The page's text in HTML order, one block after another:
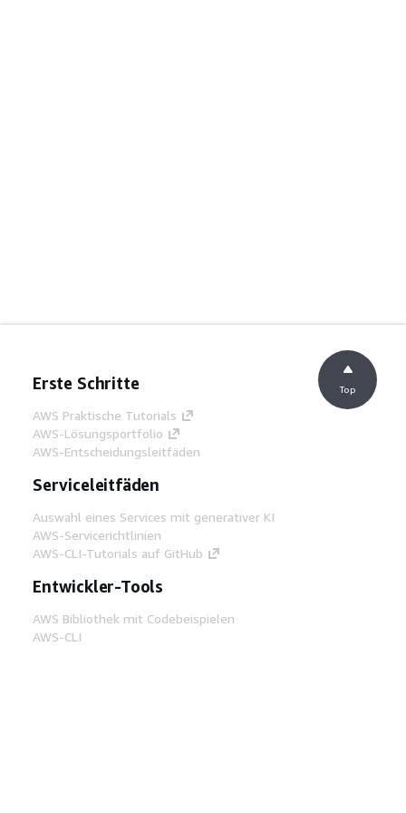
Erste Schritte
AWS Praktische Tutorials
AWS-Lösungsportfolio
AWS-Entscheidungsleitfäden
Serviceleitfäden
Auswahl eines Services mit generativer KI
AWS-Servicerichtlinien
AWS-CLI-Tutorials auf GitHub
Entwickler-Tools
AWS Bibliothek mit Codebeispielen
AWS-CLI
Top